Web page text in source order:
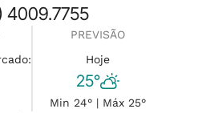
4009.7755
PREVISÃO
Hoje
25°
Min 24° | Máx 25°